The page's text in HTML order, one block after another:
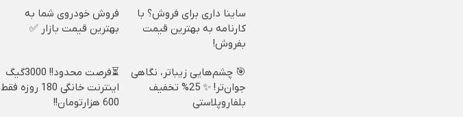
ساینا داری برای فروش؟ با
کارنامه به بهترین قیمت
بفروش!
فروش خودروی شما به
بهترین قیمت بازار ✅
🎯 چشم‌هایی زیباتر، نگاهی
جوان‌تر! ✨ 25% تخفیف
بلفاروپلاستی
⏳فرصت محدود!! 3000گیگ
اینترنت خانگی 180 روزه فقط
600 هزارتومان!!